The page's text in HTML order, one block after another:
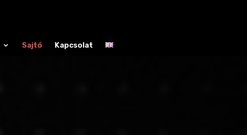
Sajtó Kapcsolat